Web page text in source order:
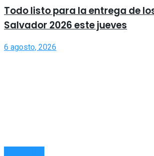
Todo listo para la entrega de
Salvador 2026 este jueves
6 agosto, 2026